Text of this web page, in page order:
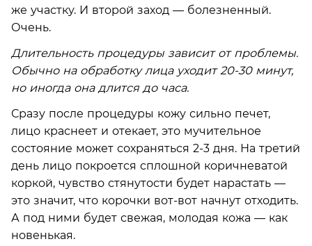
же участку. И второй заход — болезненный.
Очень.
Длительность процедуры зависит от проблемы.
Обычно на обработку лица уходит 20-30 минут,
но иногда она длится до часа.
Сразу после процедуры кожу сильно печет,
лицо краснеет и отекает, это мучительное
состояние может сохраняться 2-3 дня. На третий
день лицо покроется сплошной коричневатой
коркой, чувство стянутости будет нарастать —
это значит, что корочки вот-вот начнут отходить.
А под ними будет свежая, молодая кожа — как
новенькая.